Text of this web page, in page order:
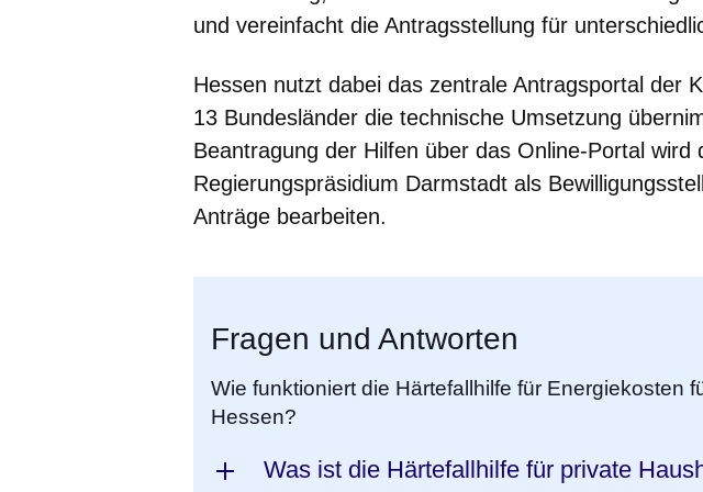
und vereinfacht die Antragsstellung für
Hessen nutzt dabei das zentrale Antragsportal der
13 Bundesländer die technische Umsetzung
Beantragung der Hilfen über das Online-Portal wird
Regierungspräsidium Darmstadt als
Anträge bearbeiten.
Fragen und Antworten
Wie funktioniert die Härtefallhilfe für Energiekosten
Hessen?
Was ist die Härtefallhilfe für private